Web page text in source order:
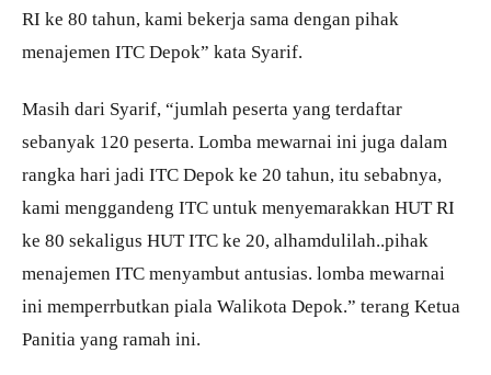
RI ke 80 tahun, kami bekerja sama dengan pihak
menajemen ITC Depok” kata Syarif.
Masih dari Syarif, “jumlah peserta yang terdaftar
sebanyak 120 peserta. Lomba mewarnai ini juga dalam
rangka hari jadi ITC Depok ke 20 tahun, itu sebabnya,
kami menggandeng ITC untuk menyemarakkan HUT RI
ke 80 sekaligus HUT ITC ke 20, alhamdulilah..pihak
menajemen ITC menyambut antusias. lomba mewarnai
ini memperrbutkan piala Walikota Depok.” terang Ketua
Panitia yang ramah ini.